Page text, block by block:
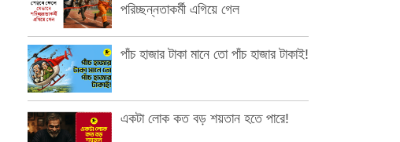
পরিচ্ছন্নতাকর্মী এগিয়ে গেল
পাঁচ হাজার টাকা মানে তো পাঁচ হাজার টাকাই!
একটা লোক কত বড় শয়তান হতে পারে!